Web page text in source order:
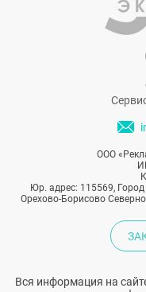
ООО
Юр. адрес: 115569,
Орехово-Борисово
Вся информация на